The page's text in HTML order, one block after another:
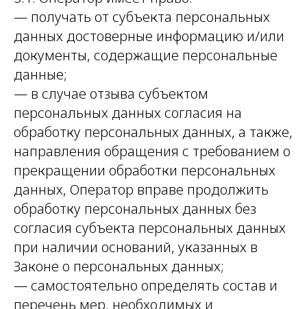
— получать от субъекта персональных
данных достоверные информацию и/или
документы, содержащие персональные
данные;
— в случае отзыва субъектом
персональных данных согласия на
обработку персональных данных, а также,
направления обращения с требованием о
прекращении обработки персональных
данных, Оператор вправе продолжить
обработку персональных данных без
согласия субъекта персональных данных
при наличии оснований, указанных в
Законе о персональных данных;
— самостоятельно определять состав и
перечень мер, необходимых и